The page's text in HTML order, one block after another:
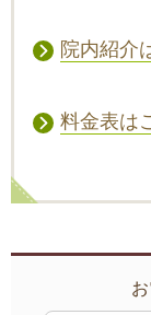
院内紹介
料金表は